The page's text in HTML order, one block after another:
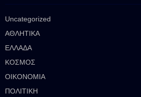
Uncategorized
ΑΘΛΗΤΙΚΑ
ΕΛΛΑΔΑ
ΚΟΣΜΟΣ
ΟΙΚΟΝΟΜΙΑ
ΠΟΛΙΤΙΚΗ